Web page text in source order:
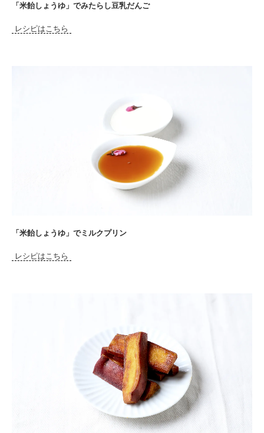
「米飴しょうゆ」でみたらし豆乳だんご
レシピはこちら
「米飴しょうゆ」でミルクプリン
レシピはこちら